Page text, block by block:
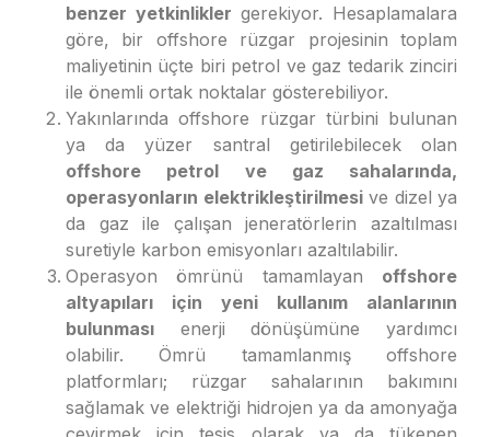
benzer yetkinlikler gerekiyor. Hesaplamalara
göre, bir offshore rüzgar projesinin toplam
maliyetinin üçte biri petrol ve gaz tedarik zinciri
ile önemli ortak noktalar gösterebiliyor.
Yakınlarında offshore rüzgar türbini bulunan
ya da yüzer santral getirilebilecek olan
offshore petrol ve gaz sahalarında,
operasyonların elektrikleştirilmesive dizel ya
da gaz ile çalışan jeneratörlerin azaltılması
suretiyle karbon emisyonları azaltılabilir.
Operasyon ömrünü tamamlayan offshore
altyapıları için yeni kullanım alanlarının
bulunması enerji dönüşümüne yardımcı
olabilir. Ömrü tamamlanmış offshore
platformları; rüzgar sahalarının bakımını
sağlamak ve elektriği hidrojen ya da amonyağa